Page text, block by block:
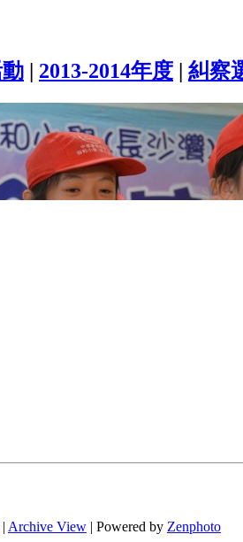
| 2013-2014年度 | 糾察
| Archive View | Powered by Zenphoto